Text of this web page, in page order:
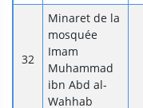
Minaret de la
mosquée
Imam
Muhammad
ibn Abd al-
Wahhab